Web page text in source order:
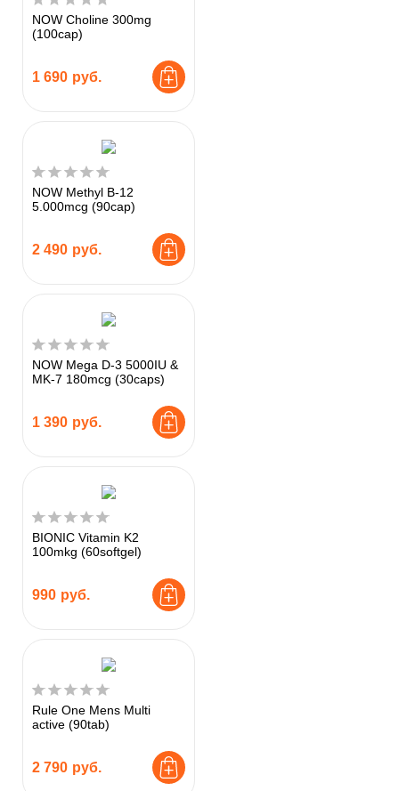
NOW Choline 300mg
(100cap)
1 690 руб.
NOW Methyl B-12
5.000mcg (90cap)
2 490 руб.
NOW Mega D-3 5000IU &
MK-7 180mcg (30caps)
1 390 руб.
BIONIC Vitamin K2
100mkg (60softgel)
990 руб.
Rule One Mens Multi
active (90tab)
2 790 руб.